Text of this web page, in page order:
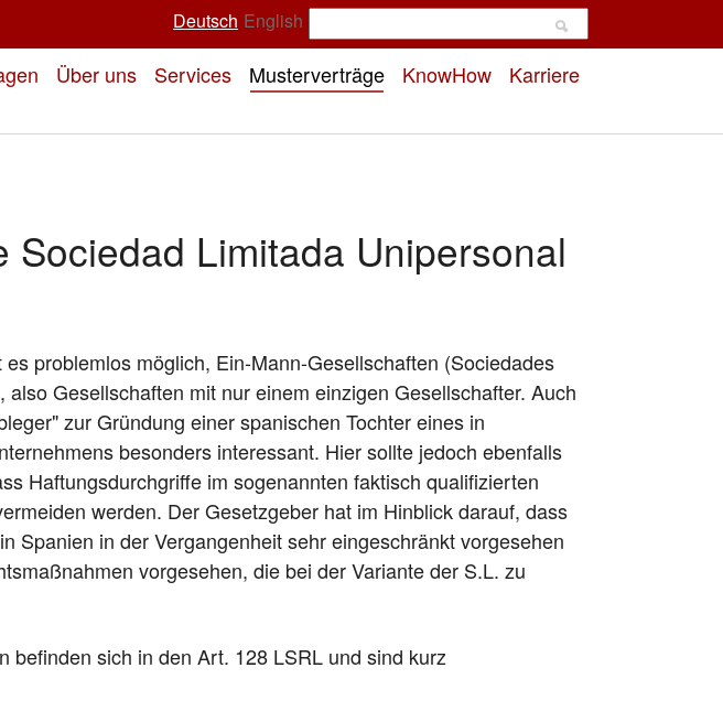
Deutsch English
Über uns Services Musterverträge KnowHow Karriere
Sociedad Limitada Unipersonal
problemlos möglich, Ein-Mann-Gesellschaften (Sociedades
also Gesellschaften mit nur einem einzigen Gesellschafter. Auch
zur Gründung einer spanischen Tochter eines in
besonders interessant. Hier sollte jedoch ebenfalls
Haftungsdurchgriffe im sogenannten faktisch qualifizierten
werden. Der Gesetzgeber hat im Hinblick darauf, dass
Spanien in der Vergangenheit sehr eingeschränkt vorgesehen
vorgesehen, die bei der Variante der S.L. zu
befinden sich in den Art. 128 LSRL und sind kurz